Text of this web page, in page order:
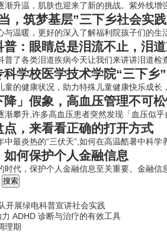
渐升温，肌肤也迎来了新的挑战。紫外线增
，筑梦基层”三下乡社会实
与温暖，更好的深入了解福利院孩子们的生
：眼睛总是泪流不止，泪
普了各类泪道疾病今天让我们来讲讲泪道检
学校医学技术学院“三下乡
童的健康状况，助力特殊儿童健康快乐成长
」假象，高血压管理不可
渐攀升,许多高血压患者突然发现「血压似
，来看看正确的打开方式
中最炎热的“三伏天”,如何在高温酷暑中科
何保护个人金融信息
时代，保护个人金融信息至关重要。金融信
开展绿电科普宣讲社会实践
力 ADHD 诊断与治疗的有效工具
理期